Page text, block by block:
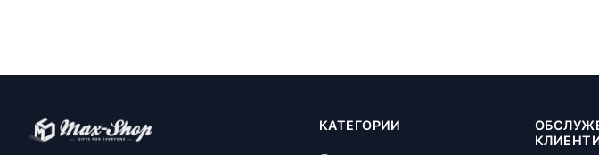
КАТЕГОРИИ